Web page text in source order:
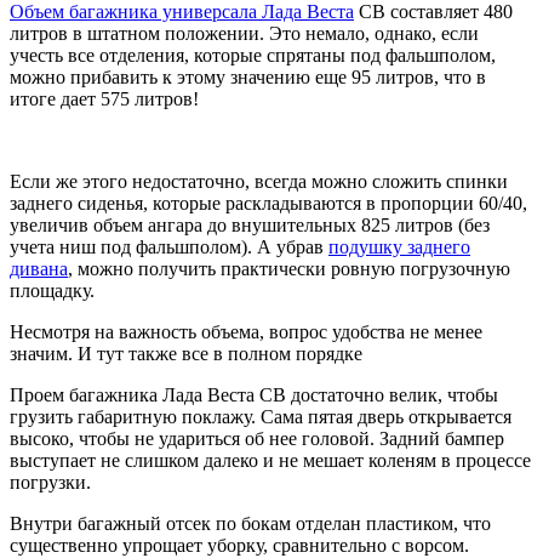
Объем багажника универсала Лада Веста СВ составляет 480
литров в штатном положении. Это немало, однако, если
учесть все отделения, которые спрятаны под фальшполом,
можно прибавить к этому значению еще 95 литров, что в
итоге дает 575 литров!
Если же этого недостаточно, всегда можно сложить спинки
заднего сиденья, которые раскладываются в пропорции 60/40,
увеличив объем ангара до внушительных 825 литров (без
учета ниш под фальшполом). А убрав подушку заднего
дивана, можно получить практически ровную погрузочную
площадку.
Несмотря на важность объема, вопрос удобства не менее
значим. И тут также все в полном порядке
Проем багажника Лада Веста СВ достаточно велик, чтобы
грузить габаритную поклажу. Сама пятая дверь открывается
высоко, чтобы не удариться об нее головой. Задний бампер
выступает не слишком далеко и не мешает коленям в процессе
погрузки.
Внутри багажный отсек по бокам отделан пластиком, что
существенно упрощает уборку, сравнительно с ворсом.